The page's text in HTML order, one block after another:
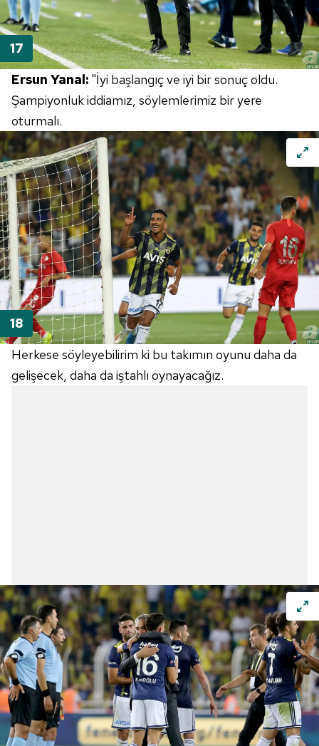
Ersun Yanal: "İyi başlangıç ve iyi bir sonuç oldu.
Şampiyonluk iddiamız, söylemlerimiz bir yere
oturmalı.
Herkese söyleyebilirim ki bu takımın oyunu daha da
gelişecek, daha da iştahlı oynayacağız.